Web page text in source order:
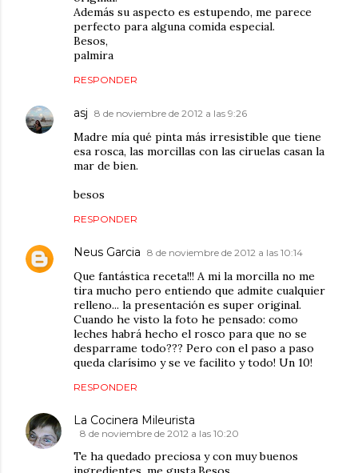
Además su aspecto es estupendo, me parece
perfecto para alguna comida especial.
Besos,
palmira
RESPONDER
asj 8 de noviembre de 2012 a las 9:26
Madre mía qué pinta más irresistible que tiene
esa rosca, las morcillas con las ciruelas casan la
mar de bien.
besos
RESPONDER
Neus Garcia 8 de noviembre de 2012 a las 10:14
Que fantástica receta!!! A mi la morcilla no me
tira mucho pero entiendo que admite cualquier
relleno... la presentación es super original.
Cuando he visto la foto he pensado: como
leches habrá hecho el rosco para que no se
desparrame todo??? Pero con el paso a paso
queda clarísimo y se ve facilito y todo! Un 10!
RESPONDER
La Cocinera Mileurista
8 de noviembre de 2012 a las 10:20
Te ha quedado preciosa y con muy buenos